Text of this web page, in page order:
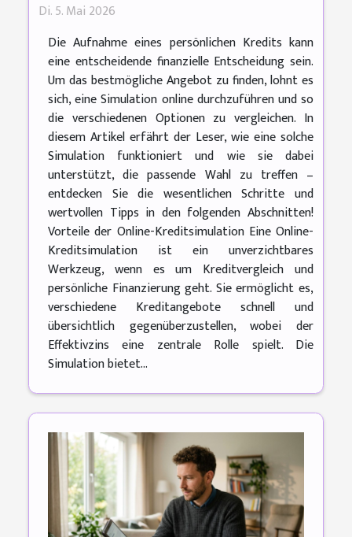
Di. 5. Mai 2026
Die Aufnahme eines persönlichen Kredits kann
eine entscheidende finanzielle Entscheidung sein.
Um das bestmögliche Angebot zu finden, lohnt es
sich, eine Simulation online durchzuführen und so
die verschiedenen Optionen zu vergleichen. In
diesem Artikel erfährt der Leser, wie eine solche
Simulation funktioniert und wie sie dabei
unterstützt, die passende Wahl zu treffen –
entdecken Sie die wesentlichen Schritte und
wertvollen Tipps in den folgenden Abschnitten!
Vorteile der Online-Kreditsimulation Eine Online-
Kreditsimulation ist ein unverzichtbares
Werkzeug, wenn es um Kreditvergleich und
persönliche Finanzierung geht. Sie ermöglicht es,
verschiedene Kreditangebote schnell und
übersichtlich gegenüberzustellen, wobei der
Effektivzins eine zentrale Rolle spielt. Die
Simulation bietet...